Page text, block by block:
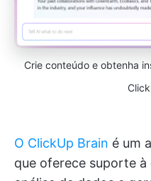
Crie conteúdo e obtenha
O ClickUp Brain é um
que oferece suporte